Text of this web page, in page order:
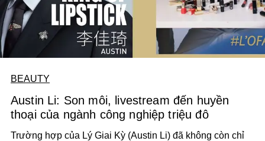
BEAUTY
Austin Li: Son môi, livestream đến huyền
thoại của ngành công nghiệp triệu đô
Trường hợp của Lý Giai Kỳ (Austin Li) đã không còn chỉ